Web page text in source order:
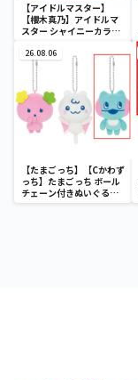
【アイドルマスター】
【櫻木真乃】アイドルマ
スター シャイニーカラー
26.08.06
【たまごっち】【Cかわず
っち】たまごっち ボール
チェーン付きぬいぐるみ
～Tamagotchi